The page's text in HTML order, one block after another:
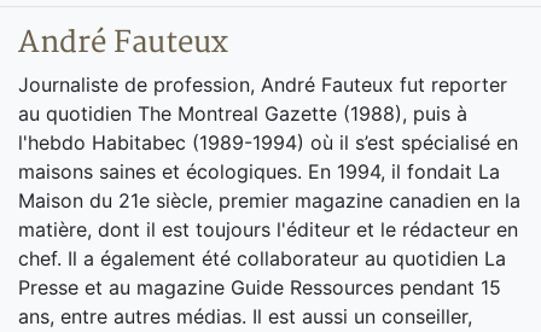
André Fauteux
Journaliste de profession, André Fauteux fut reporter
au quotidien The Montreal Gazette (1988), puis à
l'hebdo Habitabec (1989-1994) où il s’est spécialisé en
maisons saines et écologiques. En 1994, il fondait La
Maison du 21e siècle, premier magazine canadien en la
matière, dont il est toujours l'éditeur et le rédacteur en
chef. Il a également été collaborateur au quotidien La
Presse et au magazine Guide Ressources pendant 15
ans, entre autres médias. Il est aussi un conseiller,